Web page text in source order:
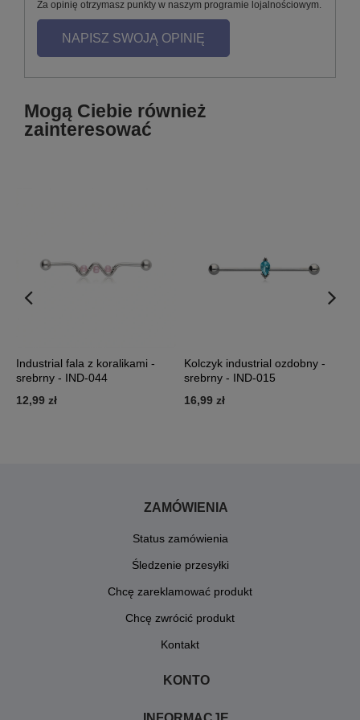
Za opinię otrzymasz punkty w naszym programie lojalnościowym.
NAPISZ SWOJĄ OPINIĘ
Mogą Ciebie również
zainteresować
Industrial fala z koralikami -
srebrny - IND-044
12,99 zł
Kolczyk industrial ozdobny -
srebrny - IND-015
16,99 zł
ZAMÓWIENIA
Status zamówienia
Śledzenie przesyłki
Chcę zareklamować produkt
Chcę zwrócić produkt
Kontakt
KONTO